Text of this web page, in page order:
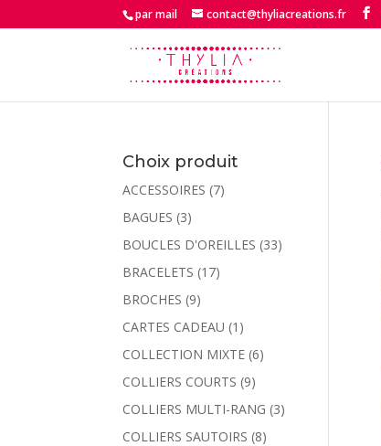
par mail contact@thyliacreations.fr
Choix produit
ACCESSOIRES (7)
BAGUES (3)
BOUCLES D'OREILLES (33)
BRACELETS (17)
BROCHES (9)
CARTES CADEAU (1)
COLLECTION MIXTE (6)
COLLIERS COURTS (9)
COLLIERS MULTI-RANG (3)
COLLIERS SAUTOIRS (8)